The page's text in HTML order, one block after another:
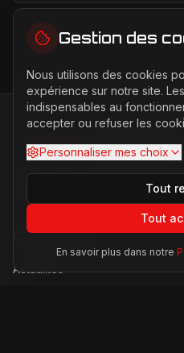
FERRARI PASSION
Votre source d'actualités sur
modèles, histoire légendaire.
Catégories
Actualités
Gestion des
Nous utilisons des cookies
expérience sur notre site.
indispensables au
accepter ou refuser les
Personnaliser mes choix
Tout
Tout
En savoir plus dans notre